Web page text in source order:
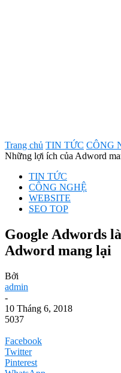
Trang chủ TIN TỨC CÔNG
Những lợi ích của Adword
TIN TỨC
CÔNG NGHỆ
WEBSITE
SEO TOP
Google Adwords
Adword mang lại
Bởi
admin
-
10 Tháng 6, 2018
5037
Facebook
Twitter
Pinterest